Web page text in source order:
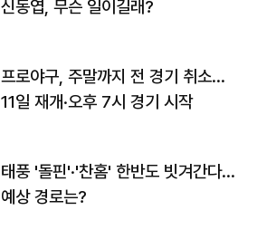
신동엽, 무슨 일이길래?
프로야구, 주말까지 전 경기 취소…
11일 재개·오후 7시 경기 시작
태풍 '돌핀'·'찬홈' 한반도 빗겨간다…
예상 경로는?